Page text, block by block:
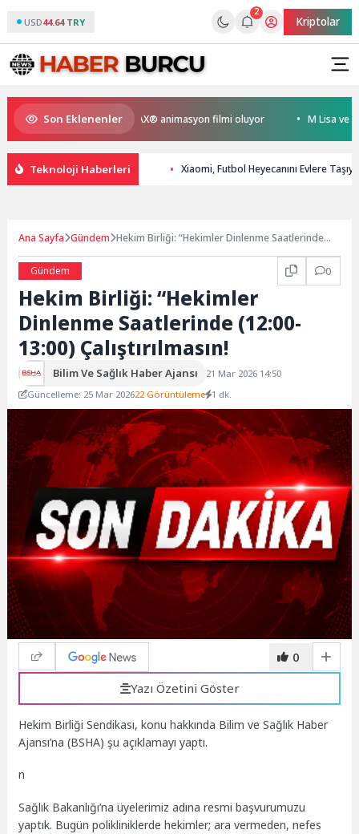
USD44.64 TRY
2
Kriptolar
Son Eklenenler
Kral Türkiye’nin ilk IMAX® animasyon filmi oluyor M Lisa ve
Teknoloji Haberleri Xiaomi, Futbol Heyecanını Evlere
Ana Sayfa Gündem Hekim Birliği: “Hekimler Dinlenme Saatlerinde
Gündem
0
Hekim Birliği: “Hekimler
Dinlenme Saatlerinde (12:00-
13:00) Çalıştırılmasın!
Bilim Ve Sağlık Haber Ajansı
21 Mar 2026 14:50
Güncelleme: 25 Mar 202622 Görüntüleme 1 dk.
0
Yazı Özetini Göster
Hekim Birliği Sendikası, konu hakkında Bilim ve Sağlık Haber
Ajansı’na (BSHA) şu açıklamayı yaptı.
n
Sağlık Bakanlığı’na üyelerimiz adına resmi başvurumuzu
yaptık. Bugün polikliniklerde hekimler; ara vermeden, nefes